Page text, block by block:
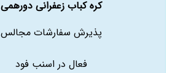
کره کباب زعفرانی دورهمی
پذیرش سفارشات مجالس
فعال در اسنب فود